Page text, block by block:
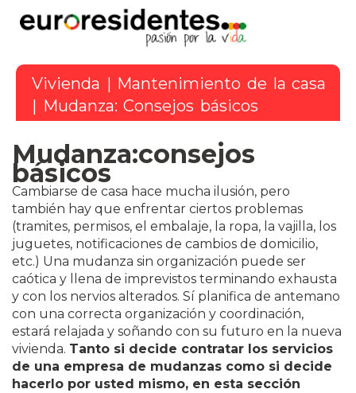
Vivienda
Mantenimiento de la casa
Mudanza: Consejos básicos
Mudanza:consejos
básicos
Cambiarse de casa hace mucha ilusión, pero
también hay que enfrentar ciertos problemas
(tramites, permisos, el embalaje, la ropa, la vajilla, los
juguetes, notificaciones de cambios de domicilio,
etc.) Una mudanza sin organización puede ser
caótica y llena de imprevistos terminando exhausta
y con los nervios alterados. Sí planifica de antemano
con una correcta organización y coordinación,
estará relajada y soñando con su futuro en la nueva
vivienda. Tanto si decide contratar los servicios
de una empresa de mudanzas como si decide
hacerlo por usted mismo, en esta sección